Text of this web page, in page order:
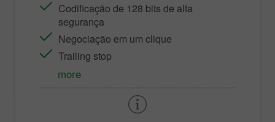
Codificação de 128 bits de alta
segurança
Negociação em um clique
Trailing stop
more